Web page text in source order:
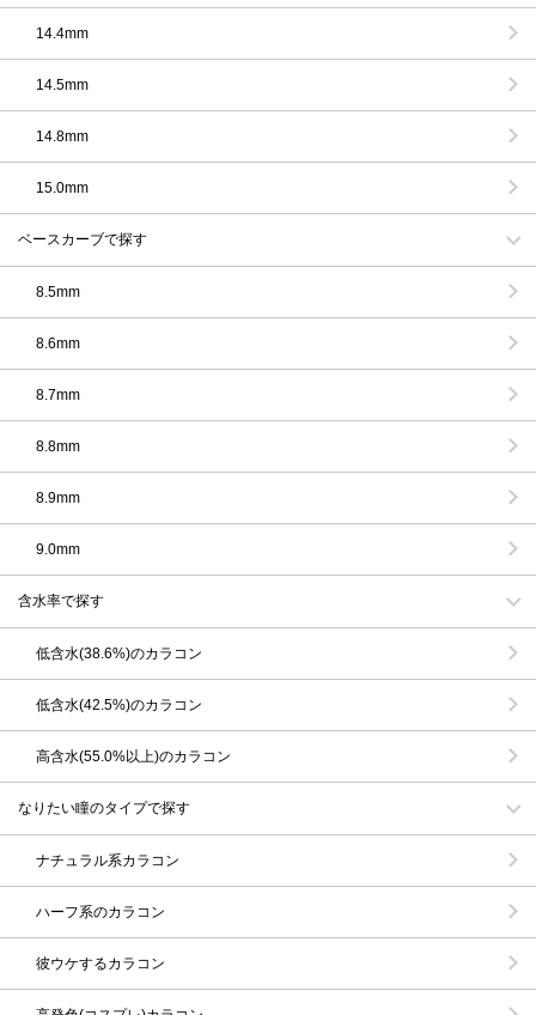
14.4mm
14.5mm
14.8mm
15.0mm
ベースカーブで探す
8.5mm
8.6mm
8.7mm
8.8mm
8.9mm
9.0mm
含水率で探す
低含水(38.6%)のカラコン
低含水(42.5%)のカラコン
高含水(55.0%以上)のカラコン
なりたい瞳のタイプで探す
ナチュラル系カラコン
ハーフ系のカラコン
彼ウケするカラコン